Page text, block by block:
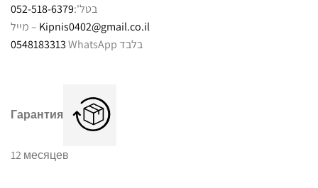
בטל':052-518-6379
מייל – Kipnis0402@gmail.co.il
0548183313
WhatsApp בלבד
Гарантия
12 месяцев